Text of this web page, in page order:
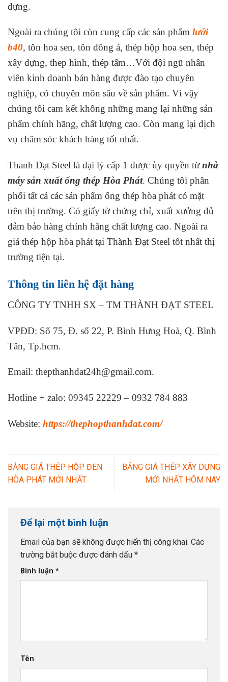
dựng.
Ngoài ra chúng tôi còn cung cấp các sản phẩm lưới
b40, tôn hoa sen, tôn đông á, thép hộp hoa sen, thép
xây dựng, thep hình, thép tấm…Với đội ngũ nhân
viên kinh doanh bán hàng được đào tạo chuyên
nghiệp, có chuyên môn sâu về sản phẩm. Vì vậy
chúng tôi cam kết không những mang lại những sản
phẩm chính hãng, chất lượng cao. Còn mang lại dịch
vụ chăm sóc khách hàng tốt nhất.
Thanh Đạt Steel là đại lý cấp 1 được ủy quyền từnhà
máy sản xuất ống thép Hòa Phát. Chúng tôi phân
phối tất cả các sản phẩm ống thép hòa phát có mặt
trên thị trường. Có giấy tờ chứng chỉ, xuất xưởng đủ
đảm bảo hàng chính hãng chất lượng cao. Ngoài ra
giá thép hộp hòa phát tại Thành Đạt Steel tốt nhất thị
trường tiện tại.
Thông tin liên hệ đặt hàng
CÔNG TY TNHH SX – TM THÀNH ĐẠT STEEL
VPĐD: Số 75, Đ. số 22, P. Bình Hưng Hoà, Q. Bình
Tân, Tp.hcm.
Email: thepthanhdat24h@gmail.com.
Hotline + zalo: 09345 22229 – 0932 784 883
Website: https://thephopthanhdat.com/
BẢNG GIÁ THÉP HỘP ĐEN
HÒA PHÁT MỚI NHẤT
BẢNG GIÁ THÉP XÂY DỰNG
MỚI NHẤT HÔM NAY
Để lại một bình luận
Email của bạn sẽ không được hiển thị công khai. Các
trường bắt buộc được đánh dấu *
Bình luận *
Tên